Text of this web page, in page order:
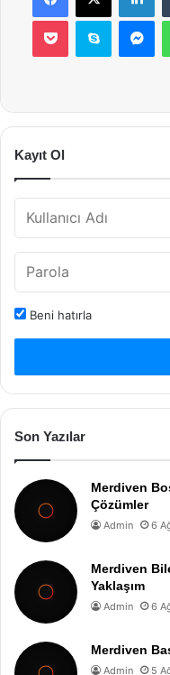
Pocket Skype
Kayıt Ol
Beni hatırla
Son Yazılar
Merdiven
Çözümler
Admin 6
Merdiven
Yaklaşım
Admin 6
Merdiven
Admin 5